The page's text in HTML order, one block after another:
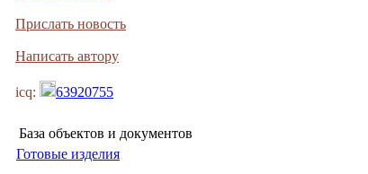
Прислать новость
Написать автору
icq: 63920755
База объектов и документов
Готовые изделия